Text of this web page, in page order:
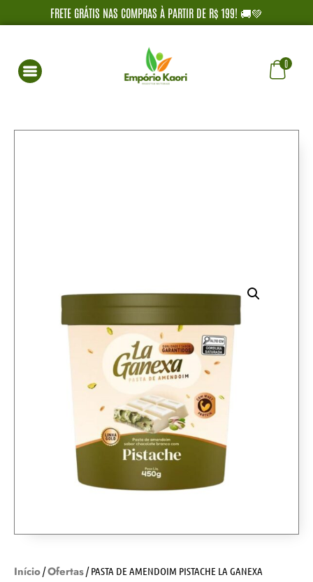
FRETE GRÁTIS NAS COMPRAS À PARTIR DE R$ 199! 🚚💚
0
Início/Ofertas/ PASTA DE AMENDOIM PISTACHE LA GANEXA